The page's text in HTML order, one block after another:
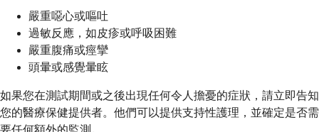
嚴重噁心或嘔吐
過敏反應，如皮疹或呼吸困難
嚴重腹痛或痙攣
頭暈或感覺暈眩
如果您在測試期間或之後出現任何令人擔憂的症狀，請立即告知
您的醫療保健提供者。他們可以提供支持性護理，並確定是否需